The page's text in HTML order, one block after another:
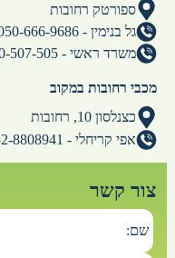
ספורטק רחובות
גל בנימין - 050-666-9686
משרד ראשי - 1700-507-505
מכבי רחובות במקוב
כצנלסון 10, רחובות
אפי קריחלי - 052-8808941
צור קשר
שם: